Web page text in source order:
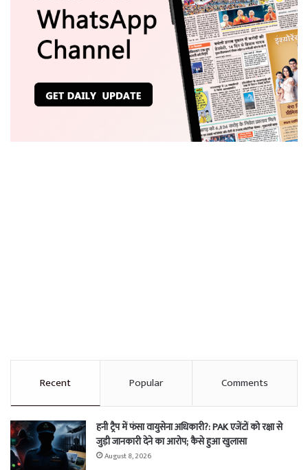
Recent Popular Comments
हनी ट्रैप में फंसा वायुसेना अधिकारी?: PAK एजेंटों को रक्षा से
जुड़ी जानकारी देने का आरोप; कैसे हुआ खुलासा
August 8, 2026